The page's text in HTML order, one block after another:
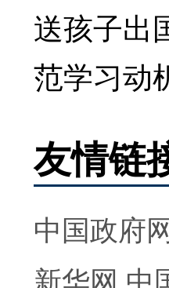
送孩子出
范学习动
友情链
中国政府
新华网 中